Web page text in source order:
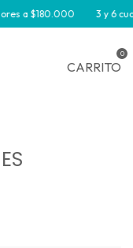
a $180.000 3 y 6
CARRITO
0